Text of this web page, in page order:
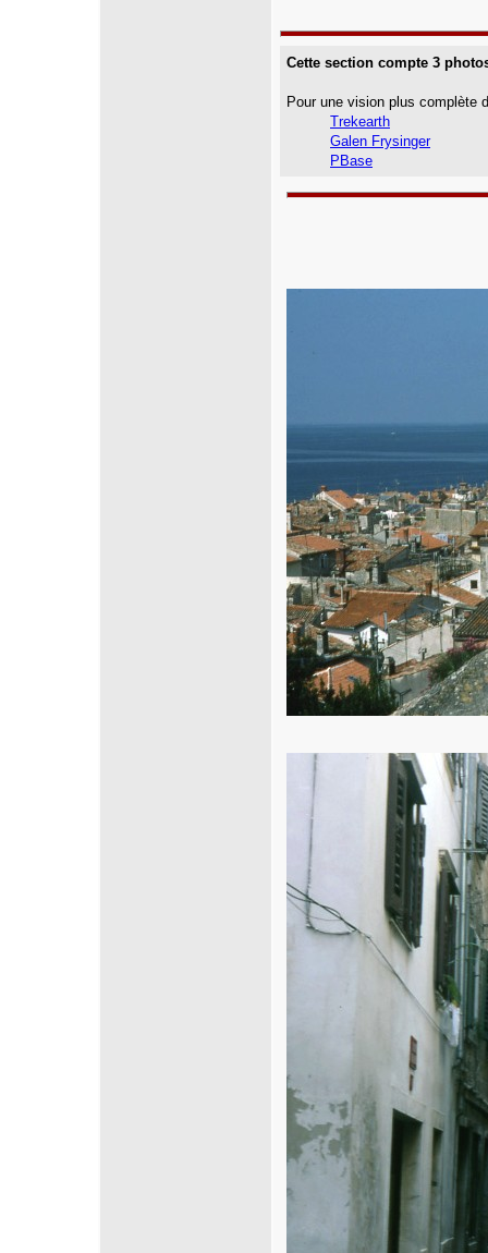
Cette section compte 3
Pour une vision plus complète
Trekearth
Galen Frysinger
PBase